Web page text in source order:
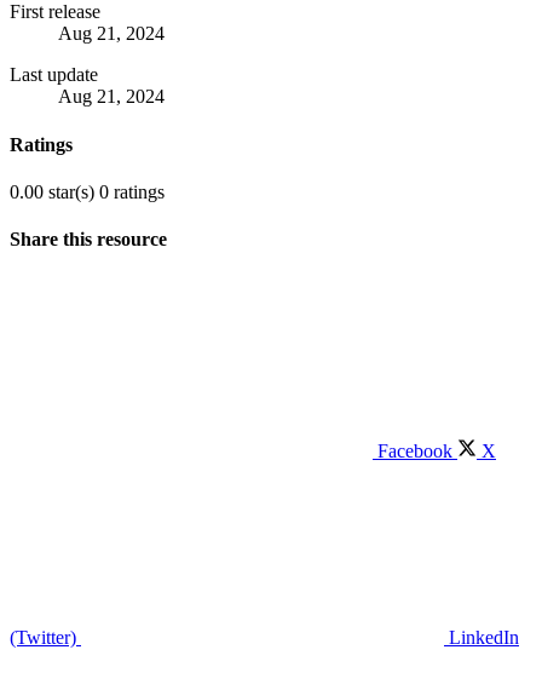
First release
Aug 21, 2024
Last update
Aug 21, 2024
Ratings
0.00 star(s) 0 ratings
Share this resource
Facebook X
(Twitter) LinkedIn